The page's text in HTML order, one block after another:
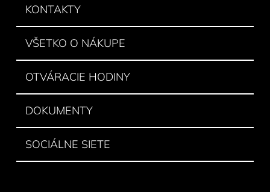
KONTAKTY
VŠETKO O NÁKUPE
OTVÁRACIE HODINY
DOKUMENTY
SOCIÁLNE SIETE